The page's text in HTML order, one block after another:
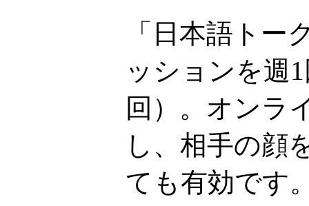
「日本語トー
ッションを週
回）。オンラ
し、相手の顔
ても有効です